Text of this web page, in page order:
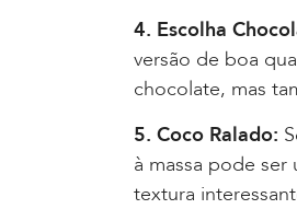
4. Escolha
versão de boa
chocolate, mas
5. Coco Ralado:
à massa pode ser
textura